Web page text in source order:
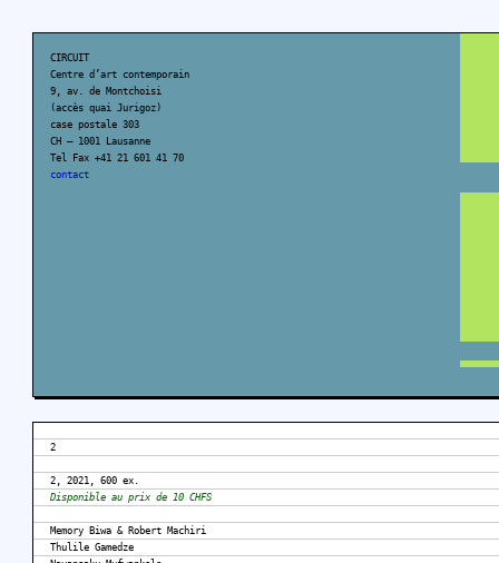
CIRCUIT
Centre d’art contemporain
9, av. de Montchoisi
(accès quai Jurigoz)
case postale 303
CH – 1001 Lausanne
Tel Fax +41 21 601 41 70
contact
2
2, 2021, 600 ex.
Disponible au prix de 10 CHFS
Memory Biwa & Robert Machiri
Thulile Gamedze